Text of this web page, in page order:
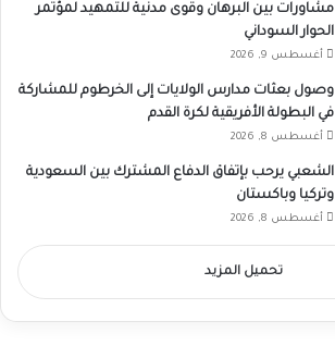
مشاورات بين البرهان وقوى مدنية للتمهيد لمؤتمر
الحوار السوداني
أغسطس 9, 2026
وصول بعثات مدارس الولايات إلى الخرطوم للمشاركة
في البطولة الأفريقية لكرة القدم
أغسطس 8, 2026
الشعبي يرحب بإتفاق الدفاع المشترك بين السعودية
وتركيا وباكستان
أغسطس 8, 2026
تحميل المزيد